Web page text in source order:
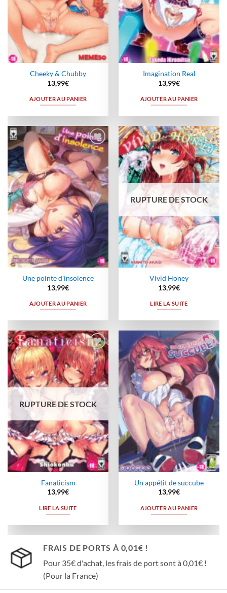
Cheeky & Chubby
13,99€
AJOUTER AU PANIER
Imagination Real
13,99€
AJOUTER AU PANIER
Ajouter
à la
wishlist
Une pointe d’insolence
13,99€
AJOUTER AU PANIER
Ajouter
à la
wishlist
RUPTURE DE STOCK
Vivid Honey
13,99€
LIRE LA SUITE
Ajouter
à la
wishlist
RUPTURE DE STOCK
Fanaticism
13,99€
LIRE LA SUITE
Ajouter
à la
wishlist
Un appétit de succube
13,99€
AJOUTER AU PANIER
FRAIS DE PORTS À 0,01€ !
Pour 35€ d'achat, les frais de port sont à 0,01€ !
(Pour la France)